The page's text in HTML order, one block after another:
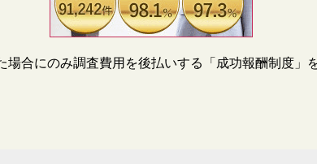
場合にのみ調査費用を後払いする「成功報酬制度」